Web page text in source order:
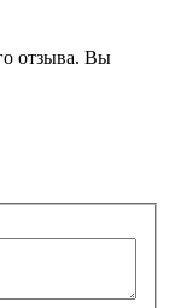
отзыва. Вы